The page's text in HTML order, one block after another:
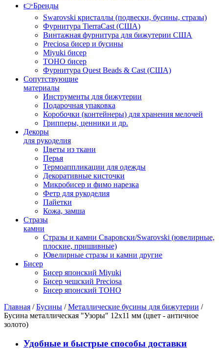
👉Бренды
Swarovski кристаллы (подвески, бусины, стразы)
Фурнитура TierraCast (США)
Винтажная фурнитура для бижутерии США
Preciosa бисер и бусины
Miyuki бисер
TOHO бисер
Фурнитура Quest Beads & Cast (США)
Сопутствующие
материалы
Инструменты для бижутерии
Подарочная упаковка
Коробочки (контейнеры) для хранения мелочей
Грипперы, ценники и др.
Декоры
для рукоделия
Цветы из ткани
Перья
Термоаппликации для одежды
Декоративные кисточки
Микробисер и фимо нарезка
Фетр для рукоделия
Пайетки
Кожа, замша
Стразы
камни
Стразы и камни Сваровски/Swarovski (ювелирные,
плоские, пришивные)
Ювелирные стразы и камни другие
Бисер
Бисер японский Miyuki
Бисер чешский Preciosa
Бисер японский TOHO
Главная /Бусины /Металлические бусины для бижутерии /
Бусина металлическая "Узоры" 12х11 мм (цвет - античное
золото)
Удобные и быстрые способы доставки